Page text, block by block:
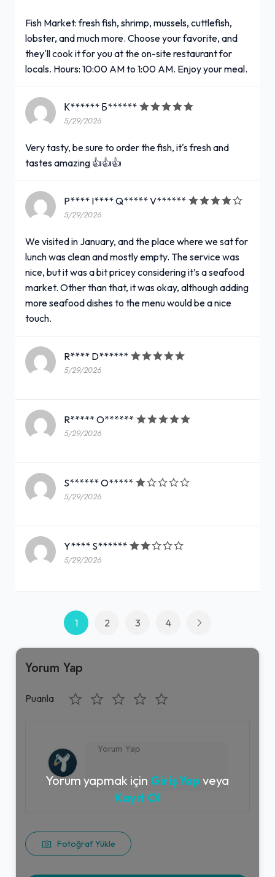
Fish Market: fresh fish, shrimp, mussels, cuttlefish,
lobster, and much more. Choose your favorite, and
they'll cook it for you at the on-site restaurant for
locals. Hours: 10:00 AM to 1:00 AM. Enjoy your meal.
К****** Б******
5/29/2026
Very tasty, be sure to order the fish, it's fresh and
tastes amazing 👍👍👍
P**** I**** Q***** V******
5/29/2026
We visited in January, and the place where we sat for
lunch was clean and mostly empty. The service was
nice, but it was a bit pricey considering it’s a seafood
market. Other than that, it was okay, although adding
more seafood dishes to the menu would be a nice
touch.
R**** D******
5/29/2026
R***** O******
5/29/2026
S****** O*****
5/29/2026
Y**** S******
5/29/2026
1 2 3 4
Yorum Yap
Puanla
Fotoğraf Yükle
Yorum yapmak için Giriş Yap veya
Kayıt Ol